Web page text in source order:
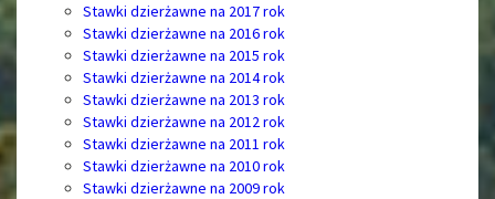
Stawki dzierżawne na 2017 rok
Stawki dzierżawne na 2016 rok
Stawki dzierżawne na 2015 rok
Stawki dzierżawne na 2014 rok
Stawki dzierżawne na 2013 rok
Stawki dzierżawne na 2012 rok
Stawki dzierżawne na 2011 rok
Stawki dzierżawne na 2010 rok
Stawki dzierżawne na 2009 rok